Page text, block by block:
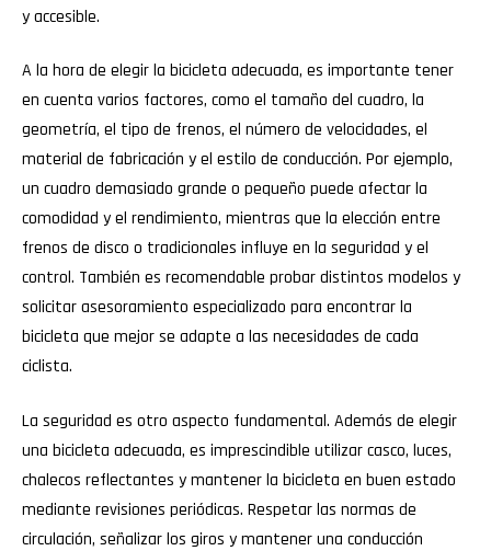
y accesible.
A la hora de elegir la bicicleta adecuada, es importante tener
en cuenta varios factores, como el tamaño del cuadro, la
geometría, el tipo de frenos, el número de velocidades, el
material de fabricación y el estilo de conducción. Por ejemplo,
un cuadro demasiado grande o pequeño puede afectar la
comodidad y el rendimiento, mientras que la elección entre
frenos de disco o tradicionales influye en la seguridad y el
control. También es recomendable probar distintos modelos y
solicitar asesoramiento especializado para encontrar la
bicicleta que mejor se adapte a las necesidades de cada
ciclista.
La seguridad es otro aspecto fundamental. Además de elegir
una bicicleta adecuada, es imprescindible utilizar casco, luces,
chalecos reflectantes y mantener la bicicleta en buen estado
mediante revisiones periódicas. Respetar las normas de
circulación, señalizar los giros y mantener una conducción